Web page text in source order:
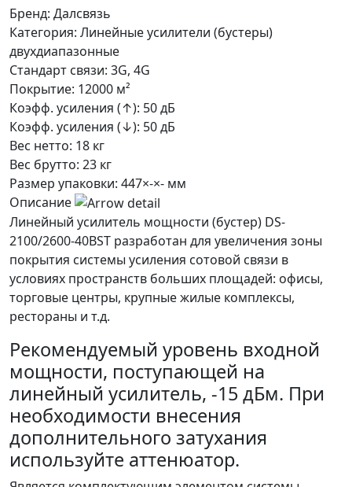
Бренд: Далсвязь
Категория: Линейные усилители (бустеры)
двухдиапазонные
Стандарт связи: 3G, 4G
Покрытие: 12000 м²
Коэфф. усиления (↑): 50 дБ
Коэфф. усиления (↓): 50 дБ
Вес нетто: 18 кг
Вес брутто: 23 кг
Размер упаковки: 447×-×- мм
Описание
Линейный усилитель мощности (бустер) DS-
2100/2600-40BST разработан для увеличения зоны
покрытия системы усиления сотовой связи в
условиях пространств больших площадей: офисы,
торговые центры, крупные жилые комплексы,
рестораны и т.д.
Рекомендуемый уровень входной
мощности, поступающей на
линейный усилитель, -15 дБм. При
необходимости внесения
дополнительного затухания
используйте аттенюатор.